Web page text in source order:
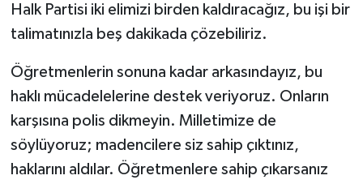
Halk Partisi iki elimizi birden kaldıracağız, bu işi bir
talimatınızla beş dakikada çözebiliriz.
Öğretmenlerin sonuna kadar arkasındayız, bu
haklı mücadelelerine destek veriyoruz. Onların
karşısına polis dikmeyin. Milletimize de
söylüyoruz; madencilere siz sahip çıktınız,
haklarını aldılar. Öğretmenlere sahip çıkarsanız